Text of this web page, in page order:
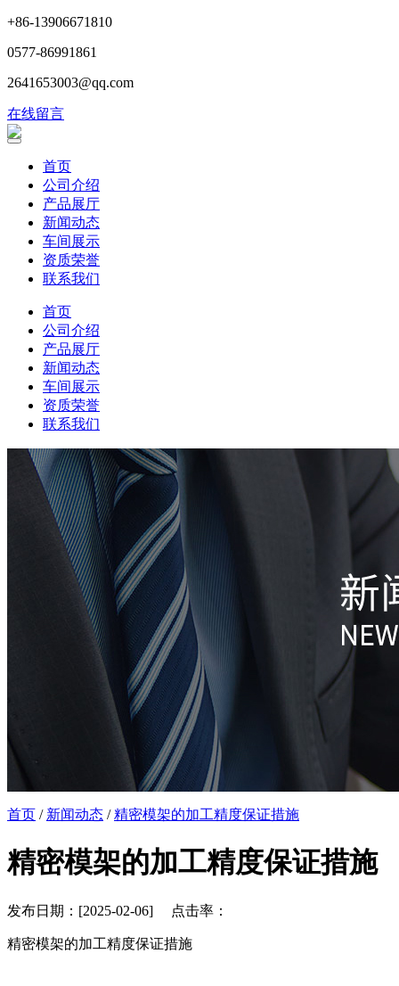
+86-13906671810
0577-86991861
2641653003@qq.com
在线留言
首页
公司介绍
产品展厅
新闻动态
车间展示
资质荣誉
联系我们
首页
公司介绍
产品展厅
新闻动态
车间展示
资质荣誉
联系我们
首页 / 新闻动态 /精密模架的加工精度保证措施
精密模架的加工精度保证措施
发布日期：[2025-02-06] 点击率：
精密模架的加工精度保证措施